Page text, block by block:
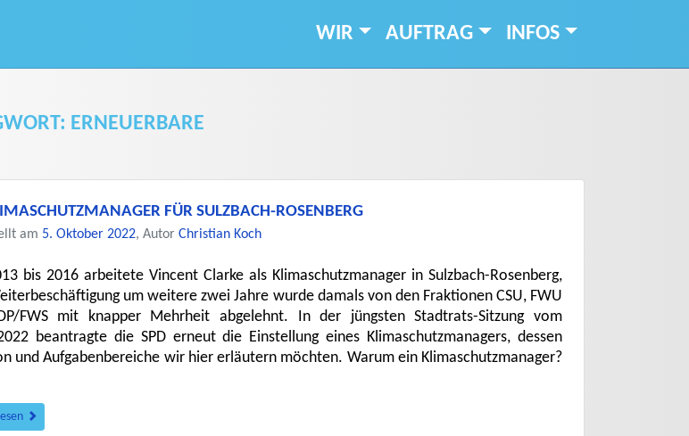
WIR AUFTRAG INFOS
ERNEUERBARE
FÜR SULZBACH-ROSENBERG
am 5. Oktober 2022, Autor Christian Koch
bis 2016 arbeitete Vincent Clarke als Klimaschutzmanager in Sulzbach-Rosenberg,
um weitere zwei Jahre wurde damals von den Fraktionen CSU, FWU
FWS mit knapper Mehrheit abgelehnt. In der jüngsten Stadtrats-Sitzung vom
beantragte die SPD erneut die Einstellung eines Klimaschutzmanagers, dessen
und Aufgabenbereiche wir hier erläutern möchten. Warum ein Klimaschutzmanager?